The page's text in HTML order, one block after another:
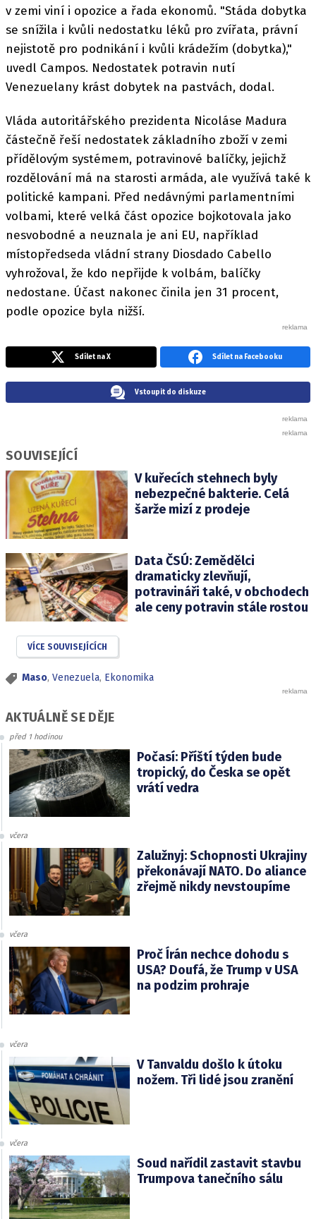
v zemi viní i opozice a řada ekonomů. "Stáda dobytka
se snížila i kvůli nedostatku léků pro zvířata, právní
nejistotě pro podnikání i kvůli krádežím (dobytka),"
uvedl Campos. Nedostatek potravin nutí
Venezuelany krást dobytek na pastvách, dodal.
Vláda autoritářského prezidenta Nicoláse Madura
částečně řeší nedostatek základního zboží v zemi
přídělovým systémem, potravinové balíčky, jejichž
rozdělování má na starosti armáda, ale využívá také k
politické kampani. Před nedávnými parlamentními
volbami, které velká část opozice bojkotovala jako
nesvobodné a neuznala je ani EU, například
místopředseda vládní strany Diosdado Cabello
vyhrožoval, že kdo nepřijde k volbám, balíčky
nedostane. Účast nakonec činila jen 31 procent,
podle opozice byla nižší.
Sdílet na X Sdílet na Facebooku
Vstoupit do diskuze
SOUVISEJÍCÍ
V kuřecích stehnech byly
nebezpečné bakterie. Celá
šarže mizí z prodeje
Data ČSÚ: Zemědělci
dramaticky zlevňují,
potravináři také, v obchodech
ale ceny potravin stále rostou
VÍCE SOUVISEJÍCÍCH
Maso, Venezuela, Ekonomika
AKTUÁLNĚ SE DĚJE
před 1 hodinou
Počasí: Příští týden bude
tropický, do Česka se opět
vrátí vedra
včera
Zalužnyj: Schopnosti Ukrajiny
překonávají NATO. Do aliance
zřejmě nikdy nevstoupíme
včera
Proč Írán nechce dohodu s
USA? Doufá, že Trump v USA
na podzim prohraje
včera
V Tanvaldu došlo k útoku
nožem. Tři lidé jsou zranění
včera
Soud nařídil zastavit stavbu
Trumpova tanečního sálu